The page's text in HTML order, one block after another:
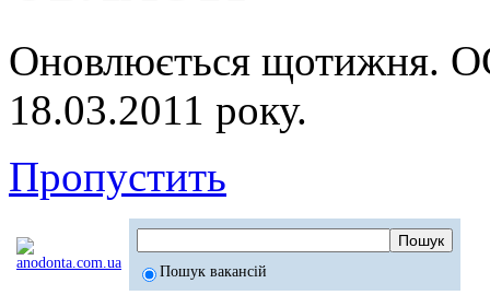
Оновлюється
18.03.2011 року.
Пропустить
Пошук вакансій